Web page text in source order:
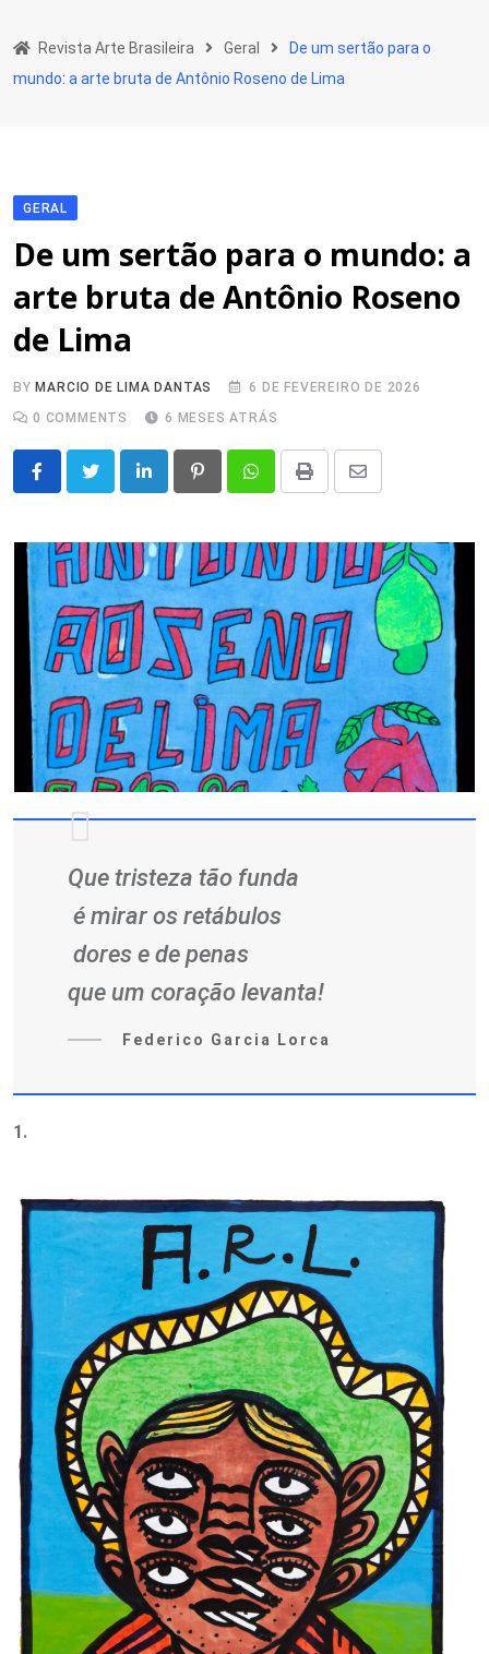
to
content
Revista Arte Brasileira Geral
De um sertão para o
mundo: a arte bruta de Antônio Roseno de Lima
GERAL
De um sertão para o mundo: a
arte bruta de Antônio Roseno
de Lima
BY MARCIO DE LIMA DANTAS
6 DE FEVEREIRO DE 2026
0 COMMENTS 6 MESES ATRÁS
LinkedIn PinterestWhatsappPrint
Share
Email
Que tristeza tão funda
é mirar os retábulos
dores e de penas
que um coração levanta!
Federico Garcia Lorca
1.